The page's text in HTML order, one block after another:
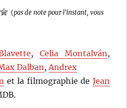
(pas de note pour l'instant, vous
, Celia Montalván,
Dalban,Andrex
et la filmographie de Jean